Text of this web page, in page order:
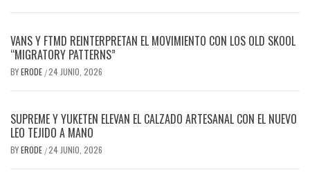
VANS Y FTMD REINTERPRETAN EL MOVIMIENTO CON LOS OLD SKOOL
“MIGRATORY PATTERNS”
BYERODE /24 JUNIO, 2026
SUPREME Y YUKETEN ELEVAN EL CALZADO ARTESANAL CON EL NUEVO
LEO TEJIDO A MANO
BYERODE /24 JUNIO, 2026